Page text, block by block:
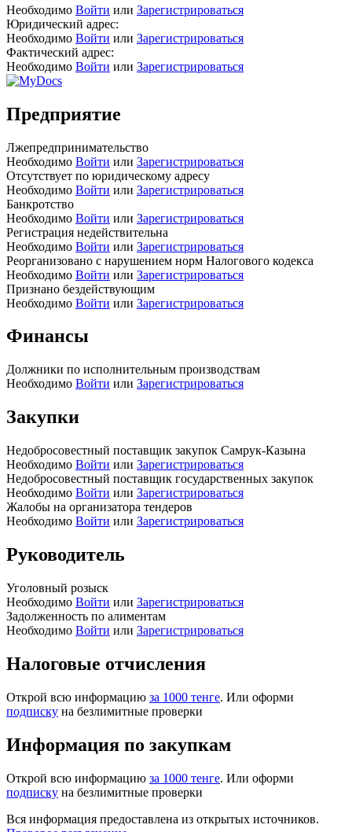
Необходимо Войти или Зарегистрироваться
Юридический адрес:
Необходимо Войти или Зарегистрироваться
Фактический адрес:
Необходимо Войти или Зарегистрироваться
Предприятие
Лжепредпринимательство
Необходимо Войти или Зарегистрироваться
Отсутствует по юридическому адресу
Необходимо Войти или Зарегистрироваться
Банкротство
Необходимо Войти или Зарегистрироваться
Регистрация недействительна
Необходимо Войти или Зарегистрироваться
Реорганизовано с нарушением норм Налогового кодекса
Необходимо Войти или Зарегистрироваться
Признано бездействующим
Необходимо Войти или Зарегистрироваться
Финансы
Должники по исполнительным производствам
Необходимо Войти или Зарегистрироваться
Закупки
Недобросовестный поставщик закупок Самрук-Казына
Необходимо Войти или Зарегистрироваться
Недобросовестный поставщик государственных закупок
Необходимо Войти или Зарегистрироваться
Жалобы на организатора тендеров
Необходимо Войти или Зарегистрироваться
Руководитель
Уголовный розыск
Необходимо Войти или Зарегистрироваться
Задолженность по алиментам
Необходимо Войти или Зарегистрироваться
Налоговые отчисления
Открой всю информацию за 1000 тенге. Или оформи
подписку на безлимитные проверки
Информация по закупкам
Открой всю информацию за 1000 тенге. Или оформи
подписку на безлимитные проверки
Вся информация предоставлена из открытых источников.